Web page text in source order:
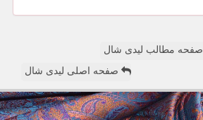
صفحه مطالب لیدی شال
صفحه اصلی لیدی شال